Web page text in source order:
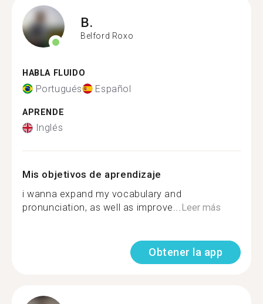
B.
Belford Roxo
HABLA FLUIDO
Portugués Español
APRENDE
Inglés
Mis objetivos de aprendizaje
i wanna expand my vocabulary and
pronunciation, as well as improve...Leer más
Obtener la app